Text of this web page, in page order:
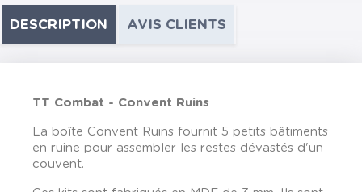
DESCRIPTION AVIS CLIENTS
TT Combat - Convent Ruins
La boîte Convent Ruins fournit 5 petits bâtiments
en ruine pour assembler les restes dévastés d'un
couvent.